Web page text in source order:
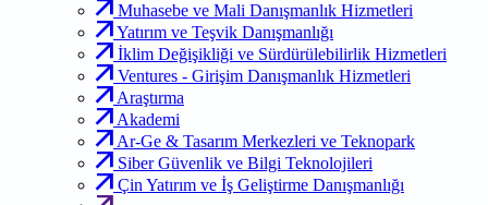
Muhasebe ve Mali Danışmanlık Hizmetleri
Yatırım ve Teşvik Danışmanlığı
İklim Değişikliği ve Sürdürülebilirlik Hizmetleri
Ventures - Girişim Danışmanlık Hizmetleri
Araştırma
Akademi
Ar-Ge & Tasarım Merkezleri ve Teknopark
Siber Güvenlik ve Bilgi Teknolojileri
Çin Yatırım ve İş Geliştirme Danışmanlığı